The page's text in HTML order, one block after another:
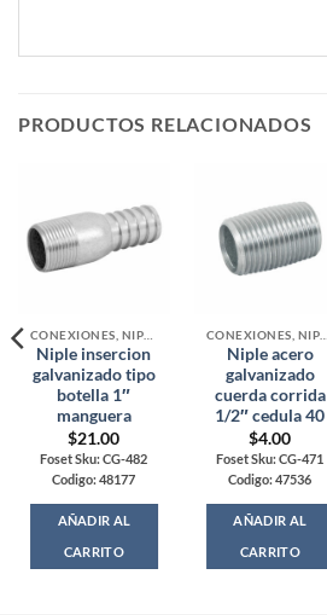
PRODUCTOS RELACIONADOS
Niple insercion
galvanizado tipo
botella 1″
manguera
$21.00
Foset Sku: CG-482
Codigo: 48177
AÑADIR AL
CARRITO
Niple acero
galvanizado
cuerda corrida
1/2″ cedula 40
$4.00
Foset Sku: CG-471
Codigo: 47536
AÑADIR AL
CARRITO